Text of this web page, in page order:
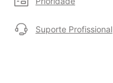
Suporte Profissional